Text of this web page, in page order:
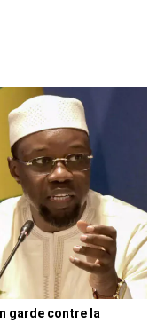
garde contre la